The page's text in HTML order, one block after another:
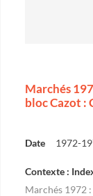
Marchés
bloc Cazot :
Date 1972-
Contexte :
Marchés 1972